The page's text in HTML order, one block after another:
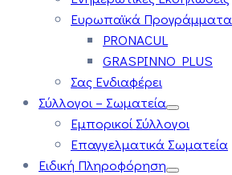
Ευρωπαϊκά Προγράμματα
PRONACUL
GRASPINNO PLUS
Σας Ενδιαφέρει
Σύλλογοι – Σωματεία
Εμπορικοί Σύλλογοι
Επαγγελματικά Σωματεία
Ειδική Πληροφόρηση